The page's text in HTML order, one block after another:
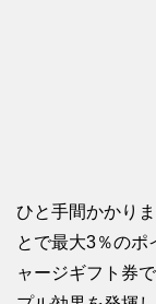
ひと手間かかり
とで最大3％のポ
ャージギフト券